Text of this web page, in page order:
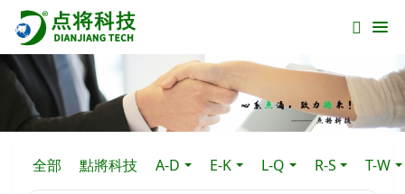
全部 點將科技 A-D E-K L-Q R-S T-W